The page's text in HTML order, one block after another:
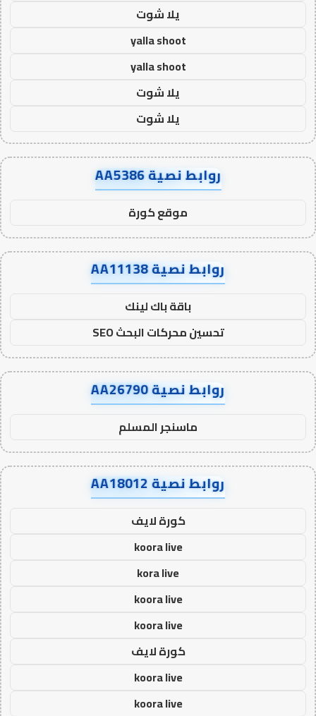
يلا شوت
yalla shoot
yalla shoot
يلا شوت
يلا شوت
روابط نصية AA5386
موقع كورة
روابط نصية AA11138
باقة باك لينك
تحسين محركات البحث SEO
روابط نصية AA26790
ماسنجر المسلم
روابط نصية AA18012
كورة لايف
koora live
kora live
koora live
koora live
كورة لايف
koora live
koora live